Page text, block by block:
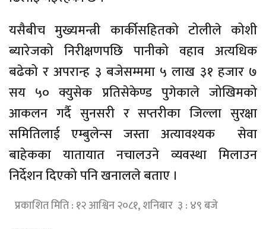
यसैबीच मुख्यमन्त्री कार्कीसहितको टोलीले कोशी
ब्यारेजको निरीक्षणपछि पानीको वहाव अत्यधिक
बढेको रअपरान्ह ३ बजेसम्ममा ५ लाख ३१ हजार ७
सय ५० क्युसेक प्रतिसेकेण्ड पुगेकाले जोखिमको
आकलन गर्दै सुनसरी र सप्तरीका जिल्ला सुरक्षा
समितिलाई एम्बुलेन्स जस्ता अत्यावश्यकसेवा
बाहेकका यातायात नचालउने व्यवस्था मिलाउन
निर्देशन दिएको पनि खनालले बताए ।
प्रकाशित मिति : १२ आश्विन २०८१, शनिबार ३ : ४९ बजे